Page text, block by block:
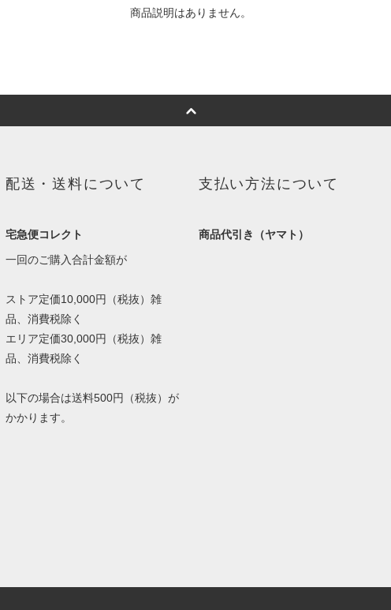
商品説明はありません。
配送・送料について
宅急便コレクト
一回のご購入合計金額が
ストア定価10,000円（税抜）雑
品、消費税除く
エリア定価30,000円（税抜）雑
品、消費税除く
以下の場合は送料500円（税抜）が
かかります。
支払い方法について
商品代引き（ヤマト）